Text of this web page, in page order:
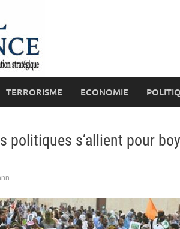
TERRORISME ECONOMIE
politiques s’allient pour